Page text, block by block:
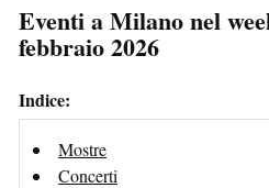
Eventi a Milano nel
febbraio 2026
Indice:
Mostre
Concerti